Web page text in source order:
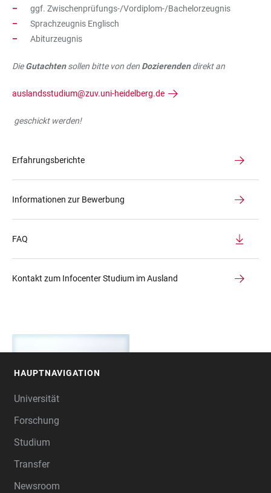
ggf. Zwischenprüfungs-/Vordiplom-/Bachelorzeugnis
Sprachzeugnis Englisch
Abiturzeugnis
DieGutachtensollen bitte von den Dozierendendirekt an
auslandsstudium@zuv.uni-heidelberg.de
geschickt werden!
Erfahrungsberichte
Informationen zur Bewerbung
FAQ
Kontakt zum Infocenter Studium im Ausland
HAUPTNAVIGATION
Universität
Forschung
Studium
Transfer
Newsroom